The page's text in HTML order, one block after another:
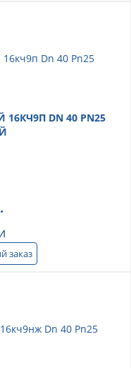
DN 40 PN25
заказ